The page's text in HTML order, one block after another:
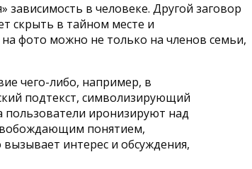
в человеке. Другой заговор
скрыть в тайном месте и
на фото можно не только на членов семьи,
чего-либо, например, в
подтекст, символизирующий
пользователи иронизируют над
понятием,
интерес и обсуждения,